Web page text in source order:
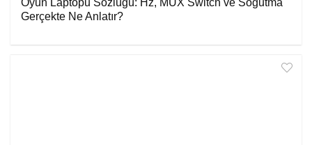
Oyun Laptopu Sözlüğü: Hz, MUX Switch ve Soğutma
Gerçekte Ne Anlatır?